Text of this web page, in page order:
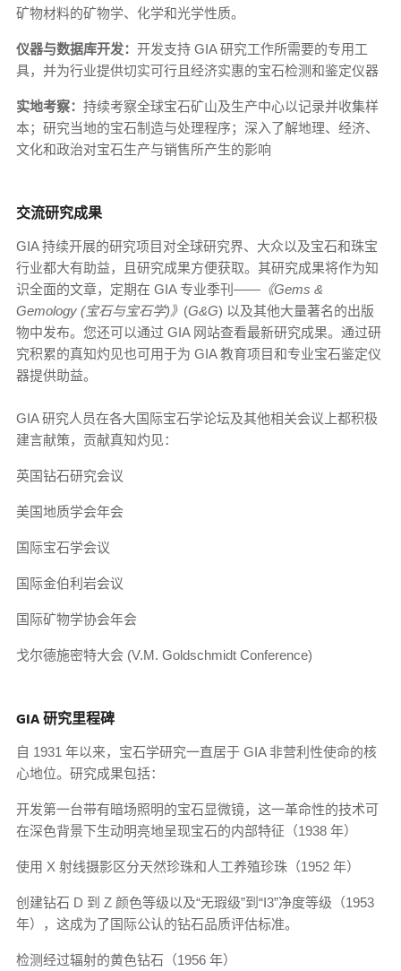
矿物材料的矿物学、化学和光学性质。
仪器与数据库开发： 开发支持 GIA 研究工作所需要的专用工
具，并为行业提供切实可行且经济实惠的宝石检测和鉴定仪器
实地考察： 持续考察全球宝石矿山及生产中心以记录并收集样
本；研究当地的宝石制造与处理程序；深入了解地理、经济、
文化和政治对宝石生产与销售所产生的影响
交流研究成果
GIA 持续开展的研究项目对全球研究界、大众以及宝石和珠宝
行业都大有助益，且研究成果方便获取。其研究成果将作为知
识全面的文章，定期在 GIA 专业季刊—— 《Gems &
Gemology (宝石与宝石学)》 (G&G) 以及其他大量著名的出版
物中发布。您还可以通过 GIA 网站查看最新研究成果。通过研
究积累的真知灼见也可用于为 GIA 教育项目和专业宝石鉴定仪
器提供助益。
GIA 研究人员在各大国际宝石学论坛及其他相关会议上都积极
建言献策，贡献真知灼见：
英国钻石研究会议
美国地质学会年会
国际宝石学会议
国际金伯利岩会议
国际矿物学协会年会
戈尔德施密特大会 (V.M. Goldschmidt Conference)
GIA 研究里程碑
自 1931 年以来，宝石学研究一直居于 GIA 非营利性使命的核
心地位。研究成果包括：
开发第一台带有暗场照明的宝石显微镜，这一革命性的技术可
在深色背景下生动明亮地呈现宝石的内部特征（1938 年）
使用 X 射线摄影区分天然珍珠和人工养殖珍珠（1952 年）
创建钻石 D 到 Z 颜色等级以及“无瑕级”到“I3”净度等级（1953
年），这成为了国际公认的钻石品质评估标准。
检测经过辐射的黄色钻石（1956 年）